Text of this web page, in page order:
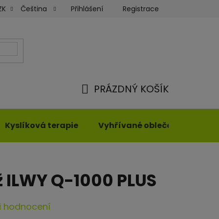
Moje objednávka
Čeština Přihlášení Registrace
KOŠÍK
PRÁZDNÝ KOŠÍK
Kyslíková terapie Vyhřívané oblečení
Q-1000 PLUS
hodnocení